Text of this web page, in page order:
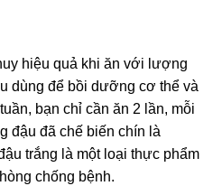
hiệu quả khi ăn với lượng
dùng để bồi dưỡng cơ thể và
bạn chỉ cần ăn 2 lần, mỗi
đậu đã chế biến chín là
trắng là một loại thực phẩm
chống bệnh.